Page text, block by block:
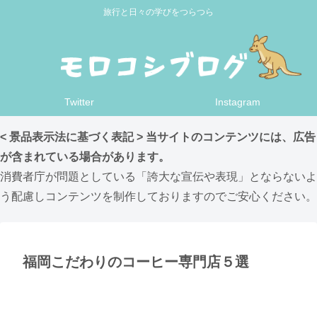
旅行と日々の学びをつらつら
Twitter Instagram
< 景品表示法に基づく表記 > 当サイトのコンテンツには、広告
が含まれている場合があります。
消費者庁が問題としている「誇大な宣伝や表現」とならないよ
う配慮しコンテンツを制作しておりますのでご安心ください。
福岡こだわりのコーヒー専門店５選